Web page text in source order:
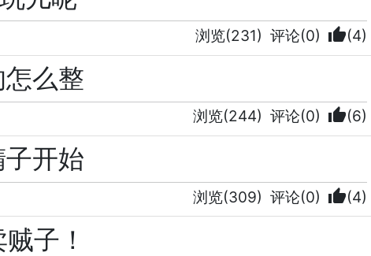
浏览(231) 评论(0) thumb_up(4)
么整
浏览(244) 评论(0) thumb_up(6)
开始
浏览(309) 评论(0) thumb_up(4)
子！